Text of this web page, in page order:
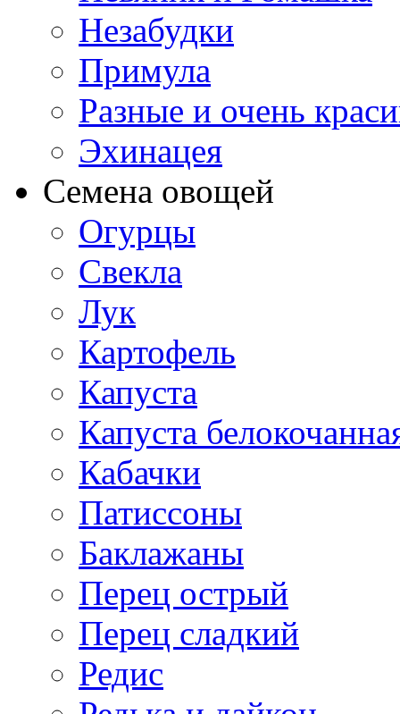
Незабудки
Примула
Разные и очень
Эхинацея
Семена овощей
Огурцы
Свекла
Лук
Картофель
Капуста
Капуста
Кабачки
Патиссоны
Баклажаны
Перец острый
Перец сладкий
Редис